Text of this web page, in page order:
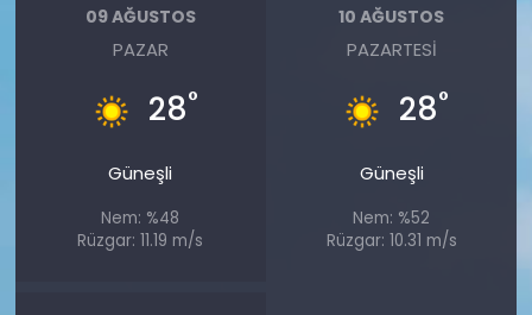
09 AĞUSTOS
PAZAR
28°
Güneşli
Nem: %48
Rüzgar: 11.19 m/s
10 AĞUSTOS
PAZARTESI
28°
Güneşli
Nem: %52
Rüzgar: 10.31 m/s